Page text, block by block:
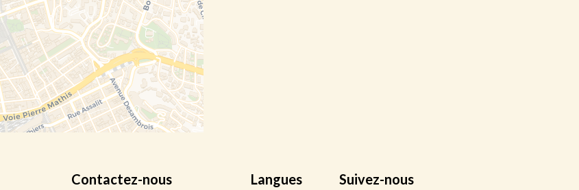
Contactez-nous Langues Suivez-nous